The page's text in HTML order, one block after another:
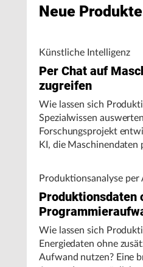
Neue Produkte
Künstliche Intelligenz
Per Chat auf
zugreifen
Wie lassen sich
Spezialwissen
Forschungsprojekt
KI, die Maschinendaten
Produktionsanalyse per
Produktionsdaten
Wie lassen sich
Energiedaten ohne
Aufwand nutzen? Eine